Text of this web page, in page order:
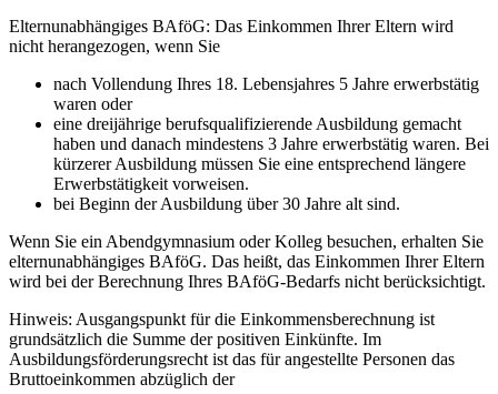
Elternunabhängiges BAföG: Das Einkommen Ihrer Eltern wird
nicht herangezogen, wenn Sie
nach Vollendung Ihres 18. Lebensjahres 5 Jahre erwerbstätig
waren oder
eine dreijährige berufsqualifizierende Ausbildung gemacht
haben und danach mindestens 3 Jahre erwerbstätig waren. Bei
kürzerer Ausbildung müssen Sie eine entsprechend längere
Erwerbstätigkeit vorweisen.
bei Beginn der Ausbildung über 30 Jahre alt sind.
Wenn Sie ein Abendgymnasium oder Kolleg besuchen, erhalten Sie
elternunabhängiges BAföG. Das heißt, das Einkommen Ihrer Eltern
wird bei der Berechnung Ihres BAföG-Bedarfs nicht berücksichtigt.
Hinweis: Ausgangspunkt für die Einkommensberechnung ist
grundsätzlich die Summe der positiven Einkünfte. Im
Ausbildungsförderungsrecht ist das für angestellte Personen das
Bruttoeinkommen abzüglich der